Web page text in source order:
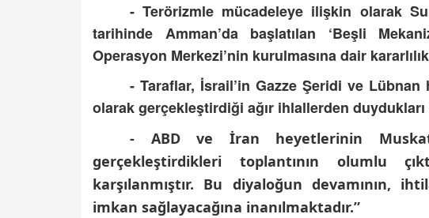
- Terörizmle mücadeleye ilişkin olarak
tarihinde Amman’da başlatılan ‘Beşli
Operasyon Merkezi’nin kurulmasına dair
- Taraflar, İsrail’in Gazze Şeridi ve
olarak gerçekleştirdiği ağır ihlallerden
- ABD ve İran heyetlerinin
gerçekleştirdikleri toplantının olumlu
karşılanmıştır. Bu diyaloğun devamının,
imkan sağlayacağına inanılmaktadır.”